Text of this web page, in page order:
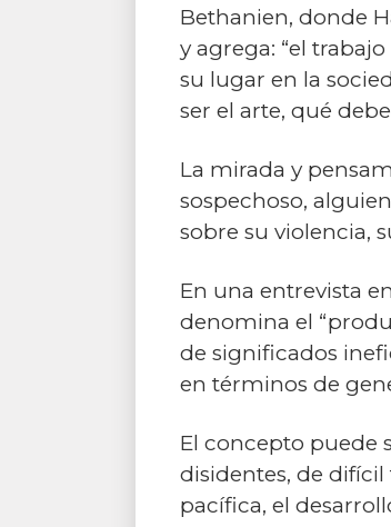
Bethanien, donde
y agrega: “el
su lugar en la
ser el arte, qué
La mirada y
sospechoso,
sobre su violencia,
En una entrevista
denomina el
de significados
en términos de
El concepto puede
disidentes, de difícil
pacífica, el